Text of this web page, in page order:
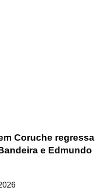
Coruche regressa
e Edmundo